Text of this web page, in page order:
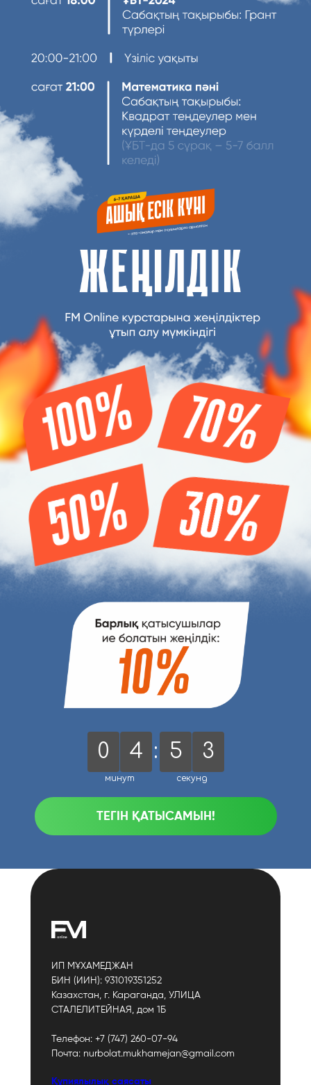
0 4
минут
:
5
3
2
секунд
ТЕГІН ҚАТЫСАМЫН!
Телефон: +7 (747) 260-07-94
Почта: nurbolat.mukhamejan@gmail.com
ИП МҰХАМЕДЖАН
БИН (ИИН): 931019351252
Казахстан, г. Караганда, УЛИЦА
СТАЛЕЛИТЕЙНАЯ, дом 1Б
Құпиялылық саясаты